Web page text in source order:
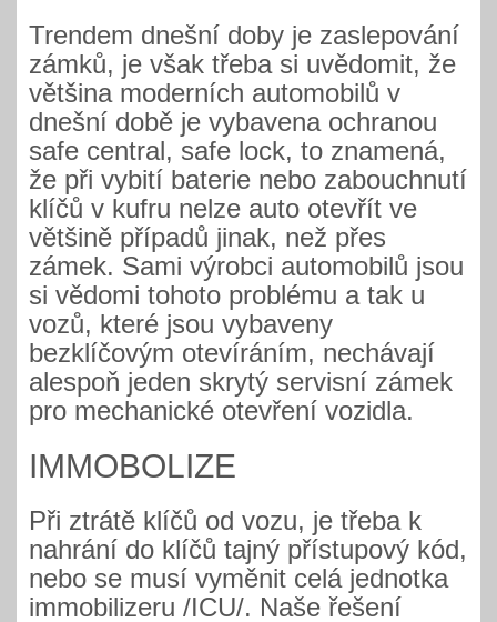
Trendem dnešní doby je zaslepování
zámků, je však třeba si uvědomit, že
většina moderních automobilů v
dnešní době je vybavena ochranou
safe central, safe lock, to znamená,
že při vybití baterie nebo zabouchnutí
klíčů v kufru nelze auto otevřít ve
většině případů jinak, než přes
zámek. Sami výrobci automobilů jsou
si vědomi tohoto problému a tak u
vozů, které jsou vybaveny
bezklíčovým otevíráním, nechávají
alespoň jeden skrytý servisní zámek
pro mechanické otevření vozidla.
IMMOBOLIZE
Při ztrátě klíčů od vozu, je třeba k
nahrání do klíčů tajný přístupový kód,
nebo se musí vyměnit celá jednotka
immobilizeru /ICU/. Naše řešení